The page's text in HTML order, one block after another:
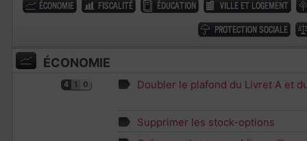
ÉCONOMIE
4 1 0 Doubler le plafond du Livret A et
Supprimer les stock-options